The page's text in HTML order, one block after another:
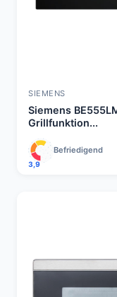
SIEMENS
Siemens
Grillfunktion...
3,9
Befriedigend